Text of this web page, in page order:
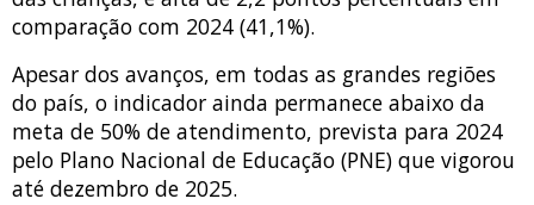
comparação com 2024 (41,1%).
Apesar dos avanços, em todas as grandes regiões
do país, o indicador ainda permanece abaixo da
meta de 50% de atendimento, prevista para 2024
pelo Plano Nacional de Educação (PNE) que vigorou
até dezembro de 2025.